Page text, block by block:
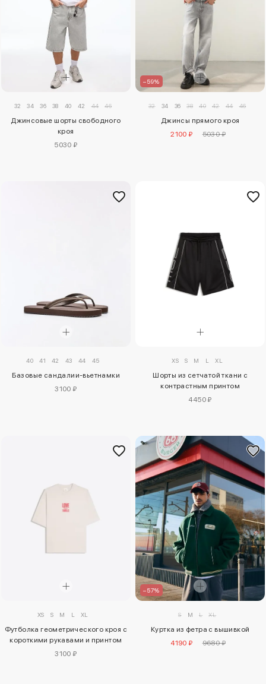
32 34 36 38 40 42 44 46
Джинсовые шорты свободного
кроя
5030 ₽
–59%
32 34 36 38 40 42 44 46
Джинсы прямого кроя
2100 ₽
5030 ₽
40 41 42 43 44 45
Базовые сандалии-вьетнамки
3100 ₽
XS S M L XL
Шорты из сетчатой ткани с
контрастным принтом
4450 ₽
XS S M L XL
Футболка геометрического кроя с
короткими рукавами и принтом
3100 ₽
–57%
S M L XL
Куртка из фетра с вышивкой
4190 ₽
9680 ₽